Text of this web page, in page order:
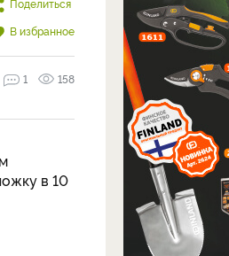
Поделиться
В избранное
1 158
в 10